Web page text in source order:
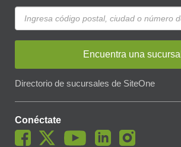
Encuentra una sucursal
Directorio de sucursales de SiteOne
Conéctate